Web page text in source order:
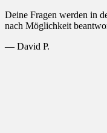
Deine Fragen werden in
nach Möglichkeit
— David P.